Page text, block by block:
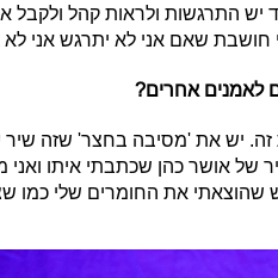
יש התרגשות ולראות קהל ולקבל
חושבת שאם אני לא יתרגש אני לא
לאמנים אחרים?
יש את 'מסיבה בחצר' שזה שיר
של אושר כהן שכתבתי איתו
שהוצאתי את החומרים שלי כמו